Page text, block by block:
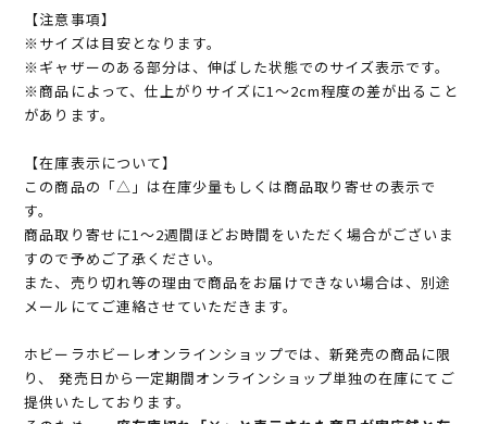
【注意事項】
※サイズは目安となります。
※ギャザーのある部分は、伸ばした状態でのサイズ表示です。
※商品によって、仕上がりサイズに1～2cm程度の差が出ること
があります。
【在庫表示について】
この商品の「△」は在庫少量もしくは商品取り寄せの表示で
す。
商品取り寄せに1～2週間ほどお時間をいただく場合がございま
すので予めご了承ください。
また、売り切れ等の理由で商品をお届けできない場合は、別途
メールにてご連絡させていただきます。
ホビーラホビーレオンラインショップでは、新発売の商品に限
り、 発売日から一定期間オンラインショップ単独の在庫にてご
提供いたしております。